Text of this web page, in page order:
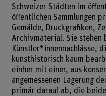
Schweizer Städten im
öffentlichen Sammlungen
Gemälde, Druckgrafiken,
Archivmaterial. Sie stehen
Künstler*innennachlässe,
kunsthistorisch kaum
einher mit einer, aus
angemessenen Lagerung
primär darauf ab, die